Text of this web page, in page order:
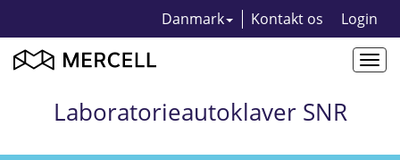
Danmark Kontakt os Login
Laboratorieautoklaver SNR